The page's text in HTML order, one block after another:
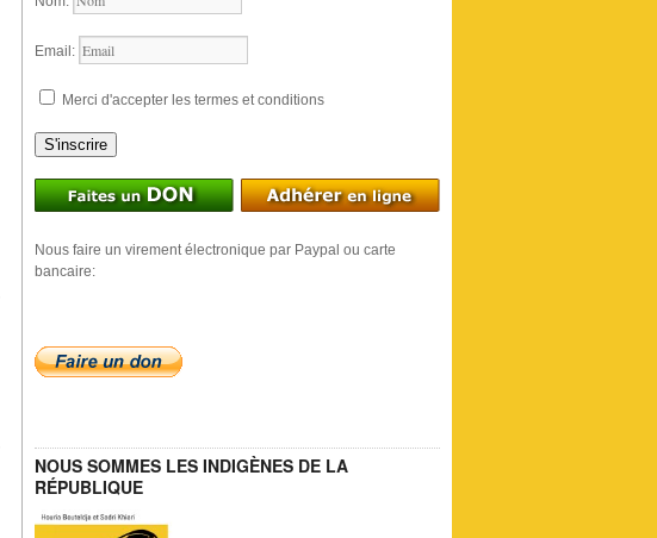
Email:
Merci d'accepter les termes et conditions
S'inscrire
Nous faire un virement électronique par Paypal ou carte
bancaire:
NOUS SOMMES LES INDIGÈNES DE LA
RÉPUBLIQUE